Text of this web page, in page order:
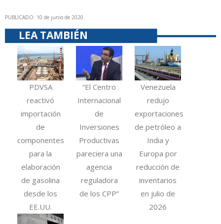
PUBLICADO: 10 de junio de 2020
LEA TAMBIÉN
PDVSA
reactivó
importación
de
componentes
para la
elaboración
de gasolina
desde los
EE.UU.
“El Centro
Internacional
de
Inversiones
Productivas
pareciera una
agencia
reguladora
de los CPP”
Venezuela
redujo
exportaciones
de petróleo a
India y
Europa por
reducción de
inventarios
en julio de
2026